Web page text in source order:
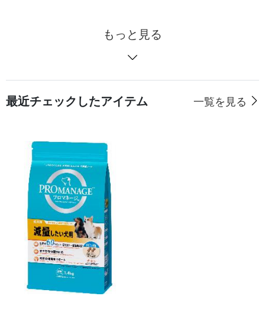
もっと見る
最近チェックしたアイテム 一覧を見る